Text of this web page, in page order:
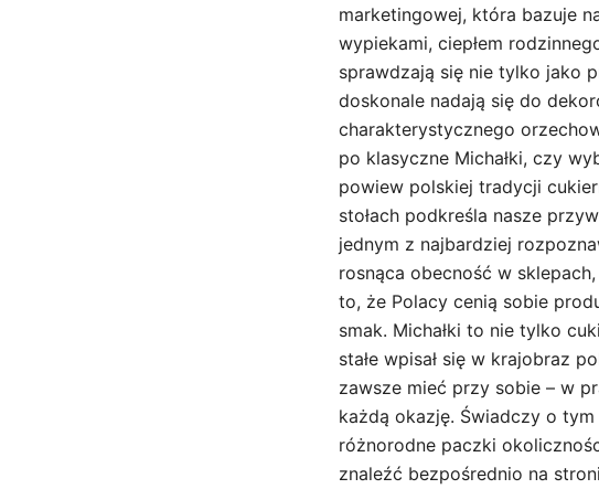
marketingowej, która bazuje
wypiekami, ciepłem
sprawdzają się nie tylko jako
doskonale nadają się do
charakterystycznego
po klasyczne Michałki, czy
powiew polskiej tradycji
stołach podkreśla nasze
jednym z najbardziej
rosnąca obecność w
to, że Polacy cenią sobie
smak. Michałki to nie tylko
stałe wpisał się w krajobraz
zawsze mieć przy sobie – w
każdą okazję. Świadczy o
różnorodne paczki
znaleźć bezpośrednio na